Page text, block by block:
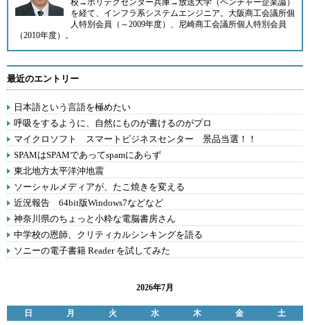
校→ポリテクセンター兵庫→放送大学（ベンチャー企業論）
を経て、インフラ系システムエンジニア。大阪商工会議所個
人特別会員（～2009年度）、尼崎商工会議所個人特別会員
（2010年度）。
最近のエントリー
日本語という言語を極めたい
呼吸をするように、自然にものが書けるのがプロ
マイクロソフト スマートビジネスセンター 景品当選！！
SPAMはSPAMであってspamにあらず
東北地方太平洋沖地震
ソーシャルメディアが、たこ焼きを変える
近況報告 64bit版Windows7などなど
神奈川県のちょっと小粋な電脳書房さん
中学校の恩師、クリティカルシンキングを語る
ソニーの電子書籍 Reader を試してみた
2026年7月
日 月 火 水 木 金
土